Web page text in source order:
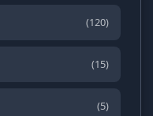
(120)
(15)
(5)